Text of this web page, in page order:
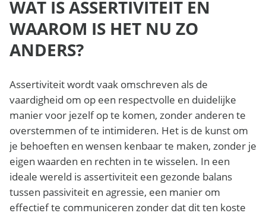
WAT IS ASSERTIVITEIT EN
WAAROM IS HET NU ZO
ANDERS?
Assertiviteit wordt vaak omschreven als de
vaardigheid om op een respectvolle en duidelijke
manier voor jezelf op te komen, zonder anderen te
overstemmen of te intimideren. Het is de kunst om
je behoeften en wensen kenbaar te maken, zonder je
eigen waarden en rechten in te wisselen. In een
ideale wereld is assertiviteit een gezonde balans
tussen passiviteit en agressie, een manier om
effectief te communiceren zonder dat dit ten koste